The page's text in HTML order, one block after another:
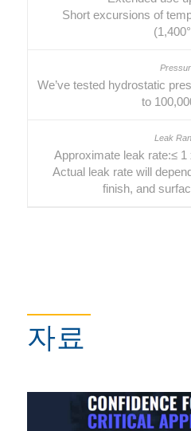
Short excursions of
We’ve tested hydrostatic
to
Approximate leak rate:≤
Actual leak rate will
finish, and
자료